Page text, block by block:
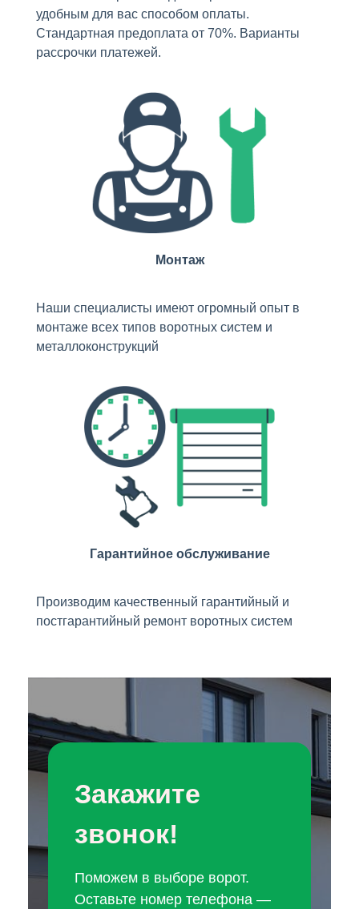
удобным для вас способом оплаты.
Стандартная предоплата от 70%. Варианты
рассрочки платежей.
Монтаж
Наши специалисты имеют огромный опыт в
монтаже всех типов воротных систем и
металлоконструкций
Гарантийное обслуживание
Производим качественный гарантийный и
постгарантийный ремонт воротных систем
Закажите
звонок!
Поможем в выборе ворот.
Оставьте номер телефона —